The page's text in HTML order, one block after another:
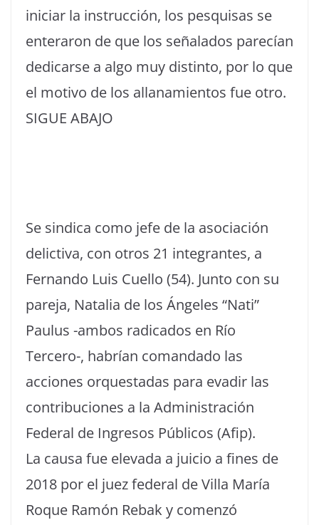
iniciar la instrucción, los pesquisas se
enteraron de que los señalados parecían
dedicarse a algo muy distinto, por lo que
el motivo de los allanamientos fue otro.
SIGUE ABAJO
Se sindica como jefe de la asociación
delictiva, con otros 21 integrantes, a
Fernando Luis Cuello (54). Junto con su
pareja, Natalia de los Ángeles “Nati”
Paulus -ambos radicados en Río
Tercero-, habrían comandado las
acciones orquestadas para evadir las
contribuciones a la Administración
Federal de Ingresos Públicos (Afip).
La causa fue elevada a juicio a fines de
2018 por el juez federal de Villa María
Roque Ramón Rebak y comenzó